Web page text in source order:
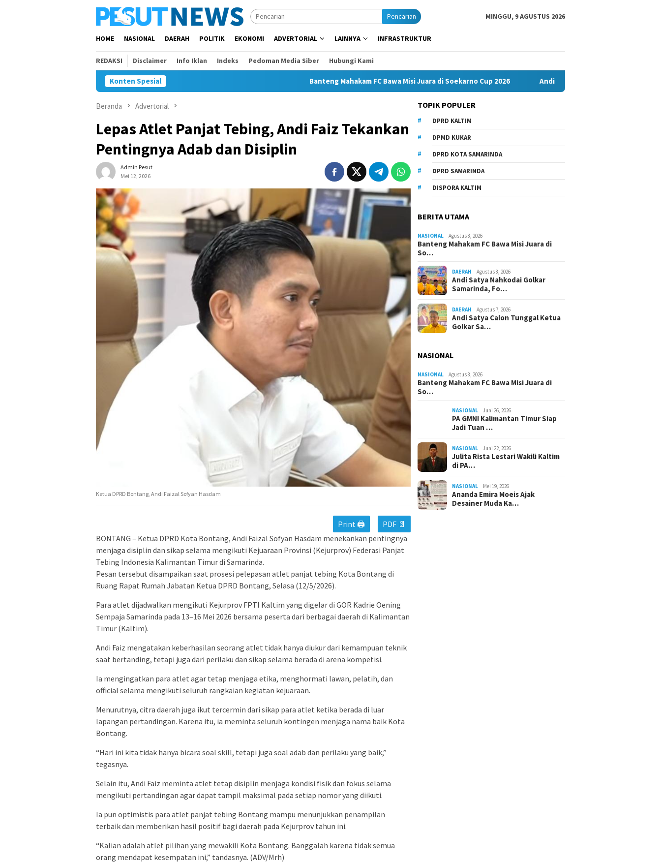
Pencarian MINGGU, 9 AGUSTUS 2026
HOME NASIONAL DAERAH POLITIK EKONOMI ADVERTORIAL LAINNYA INFRASTRUKTUR
REDAKSI Disclaimer Info Iklan Indeks Pedoman Media Siber Hubungi Kami
Konten Spesial Banteng Mahakam FC Bawa Misi Juara di Soekarno Cup 2026 Andi Satya Nahkodai Golkar Samarinda, Fokus
Beranda Advertorial
Lepas Atlet Panjat Tebing, Andi Faiz Tekankan
Pentingnya Adab dan Disiplin
Admin Pesut
Mei 12, 2026
Ketua DPRD Bontang, Andi Faizal Sofyan Hasdam
Print 🖨
PDF 📄
BONTANG – Ketua DPRD Kota Bontang, Andi Faizal Sofyan Hasdam menekankan pentingnya
menjaga disiplin dan sikap selama mengikuti Kejuaraan Provinsi (Kejurprov) Federasi Panjat
Tebing Indonesia Kalimantan Timur di Samarinda.
Pesan tersebut disampaikan saat prosesi pelepasan atlet panjat tebing Kota Bontang di
Ruang Rapat Rumah Jabatan Ketua DPRD Bontang, Selasa (12/5/2026).
Para atlet dijadwalkan mengikuti Kejurprov FPTI Kaltim yang digelar di GOR Kadrie Oening
Sempaja Samarinda pada 13–16 Mei 2026 bersama peserta dari berbagai daerah di Kalimantan
Timur (Kaltim).
Andi Faiz mengatakan keberhasilan seorang atlet tidak hanya diukur dari kemampuan teknik
saat bertanding, tetapi juga dari perilaku dan sikap selama berada di arena kompetisi.
Ia mengingatkan para atlet agar tetap menjaga etika, menghormati lawan, pelatih, dan
official selama mengikuti seluruh rangkaian kegiatan kejuaraan.
Menurutnya, citra daerah juga ikut tercermin dari sikap para atlet ketika berada di luar
lapangan pertandingan. Karena itu, ia meminta seluruh kontingen menjaga nama baik Kota
Bontang.
“Hari ini kita tidak hanya bicara soal skill, tetapi juga soal adab dan perilaku yang baik,”
tegasnya.
Selain itu, Andi Faiz meminta atlet tetap disiplin menjaga kondisi fisik dan fokus selama
mengikuti pertandingan agar dapat tampil maksimal pada setiap nomor yang diikuti.
Ia pun optimistis para atlet panjat tebing Bontang mampu menunjukkan penampilan
terbaik dan memberikan hasil positif bagi daerah pada Kejurprov tahun ini.
“Kalian adalah atlet pilihan yang mewakili Kota Bontang. Banggalah karena tidak semua
orang mendapat kesempatan ini,” tandasnya. (ADV/Mrh)
TOPIK POPULER
DPRD KALTIM
DPMD KUKAR
DPRD KOTA SAMARINDA
DPRD SAMARINDA
DISPORA KALTIM
BERITA UTAMA
NASIONAL Agustus 8, 2026
Banteng Mahakam FC Bawa Misi Juara di
So…
DAERAH Agustus 8, 2026
Andi Satya Nahkodai Golkar
Samarinda, Fo…
DAERAH Agustus 7, 2026
Andi Satya Calon Tunggal Ketua
Golkar Sa…
NASIONAL
NASIONAL Agustus 8, 2026
Banteng Mahakam FC Bawa Misi Juara di
So…
NASIONAL Juni 26, 2026
PA GMNI Kalimantan Timur Siap
Jadi Tuan …
NASIONAL Juni 22, 2026
Julita Rista Lestari Wakili Kaltim
di PA…
NASIONAL Mei 19, 2026
Ananda Emira Moeis Ajak
Desainer Muda Ka…